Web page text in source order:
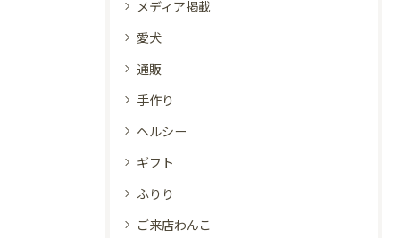
メディア掲載
愛犬
通販
手作り
ヘルシー
ギフト
ふりり
ご来店わんこ